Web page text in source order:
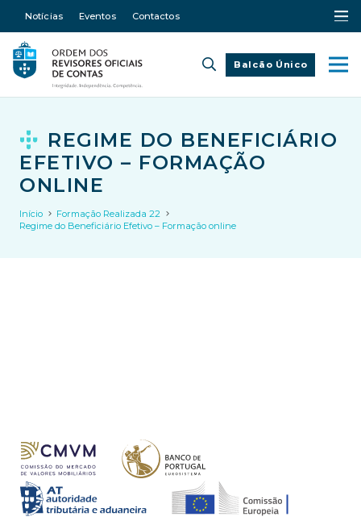
Notícias Eventos Contactos
Balcão Único
REGIME DO BENEFICIÁRIO
EFETIVO – FORMAÇÃO
ONLINE
Início
Formação Realizada 22
Regime do Beneficiário Efetivo – Formação online